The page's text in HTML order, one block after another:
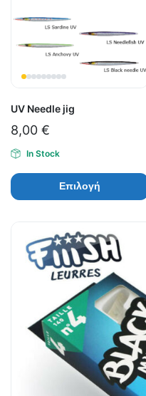
UV Needle jig
8,00 €
In Stock
Επιλογή